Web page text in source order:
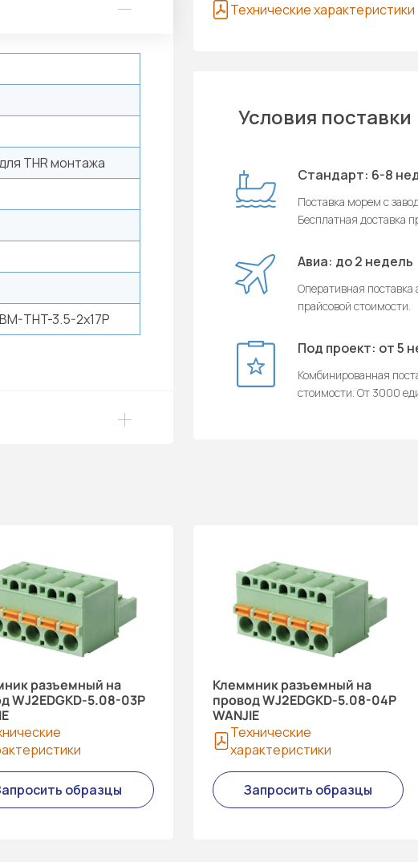
THR монтажа
THT-3.5-2x17P
Технические характеристики
Условия поставки
Стандарт: 6-8
Поставка морем с
Бесплатная доставка
Авиа: до 2 недель
Оперативная поставка
прайсовой стоимости.
Под проект: от 5
Комбинированная
стоимости. От 3000
разъемный на
WJ2EDGKD-5.08-03P
образцы
Клеммник разъемный на
провод WJ2EDGKD-5.08-04P
WANJIE
Технические
характеристики
Запросить образцы